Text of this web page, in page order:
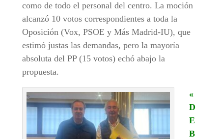
como de todo el personal del centro. La moción
alcanzó 10 votos correspondientes a toda la
Oposición (Vox, PSOE y Más Madrid-IU), que
estimó justas las demandas, pero la mayoría
absoluta del PP (15 votos) echó abajo la
propuesta.
«
D
E
B